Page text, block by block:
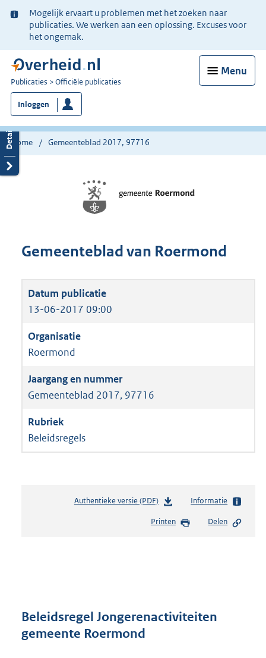
Ter
informatie:
Mogelijk ervaart u problemen met het zoeken naar
publicaties. We werken aan een oplossing. Excuses voor
het ongemak.
Menu
U
bent
nu
hier:
Publicaties Officiële publicaties
Inloggen
Home Gemeenteblad 2017, 97716
Gemeenteblad van Roermond
13-06-2017 09:00
Roermond
Gemeenteblad 2017, 97716
Beleidsregels
Authentieke versie (PDF)b
s
r
Informatie
Printen Delen
Beleidsregel Jongerenactiviteiten
gemeente Roermond